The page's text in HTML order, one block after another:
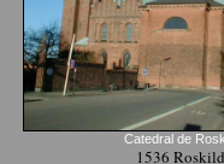
Catedral de
1536